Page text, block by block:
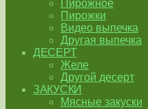
Пирожное
Пирожки
Видео выпечка
Другая выпечка
ДЕСЕРТ
Желе
Другой десерт
ЗАКУСКИ
Мясные закуски